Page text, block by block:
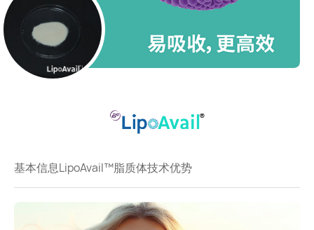
基本信息LipoAvail™脂质体技术优势